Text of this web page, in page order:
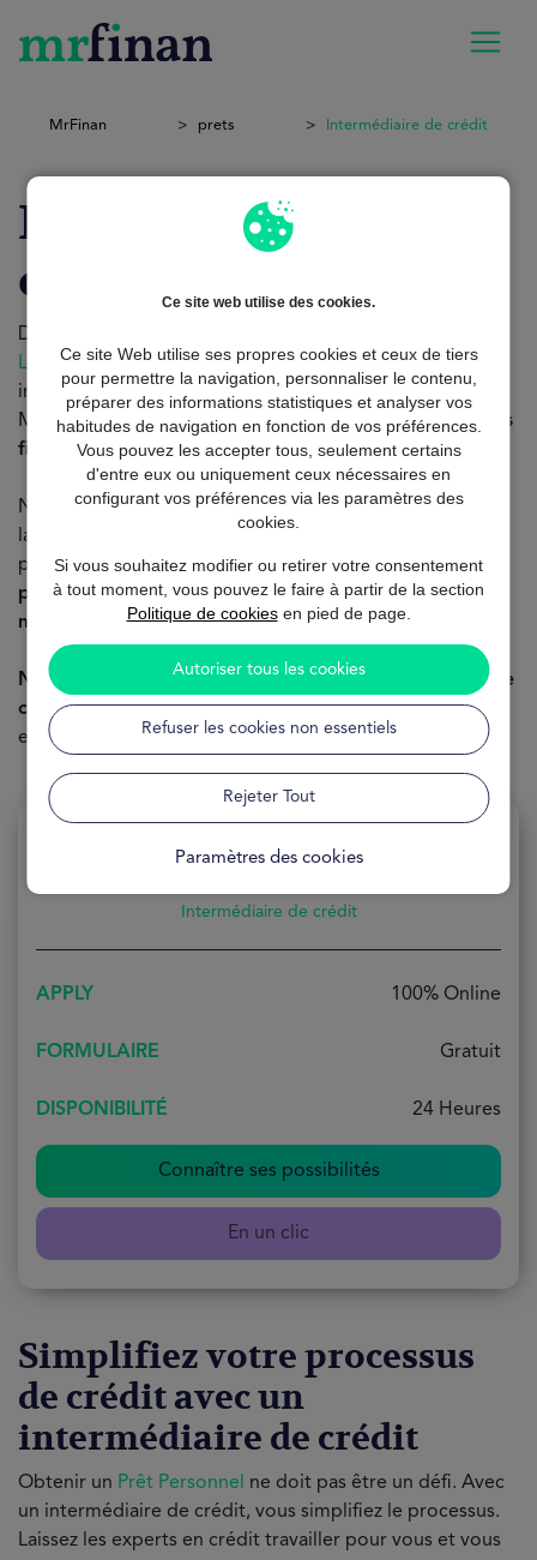
Ce site web utilise des cookies.
Ce site Web utilise ses propres cookies et ceux de tiers
pour permettre la navigation, personnaliser le contenu,
préparer des informations statistiques et analyser vos
habitudes de navigation en fonction de vos préférences.
Vous pouvez les accepter tous, seulement certains
d'entre eux ou uniquement ceux nécessaires en
configurant vos préférences via les paramètres des
cookies.
Si vous souhaitez modifier ou retirer votre consentement
à tout moment, vous pouvez le faire à partir de la section
Politique de cookiesen pied de page.
Autoriser tous les cookies
Refuser les cookies non essentiels
Rejeter Tout
Paramètres des cookies
MrFinan prets Intermédiaire de crédit
Intermédiaire de
crédit
Dans le monde de la finance, la recherche d'
Lignepeut être compliquée et fatigante, mais ne vous
inquiétez pas ! Les intermédiaire de crédit comme
MrFinan simplifient leprocessus et offrent des solutions
financières adaptées à vos besoins.
Notre service présente de nombreux avantages tels que
la gratuité et l'absence d'obligation. De plus, vous
pourrez consulter toutes les options definancement
personnalisées et pré-approuvées en moins de 2
minutes
- c'est simple, n'est-ce pas ?
Ne laissez pas la recherche d'un prêt devenir une tâche
compliquée. Découvrez à quel point il est pratique et
efficace d'avoir un courtier en prêts à vos côtés.
Intermédiaire de crédit
APPLY 100% Online
FORMULAIRE Gratuit
DISPONIBILITÉ 24 Heures
Connaître ses possibilités
En un clic
Simplifiez votre processus
de crédit avec un
intermédiaire de crédit
Obtenir un Prêt Personnel
ne doit pas être un défi. Avec
un intermédiaire de crédit, vous simplifiez le processus.
Laissez les experts en crédit travailler pour vous et vous